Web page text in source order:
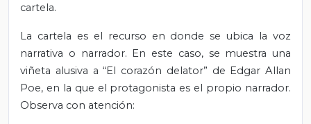
cartela.
La cartela es el recurso en donde se ubica la voz
narrativa o narrador. En este caso, se muestra una
viñeta alusiva a “El corazón delator” de Edgar Allan
Poe, en la que el protagonista es el propio narrador.
Observa con atención: